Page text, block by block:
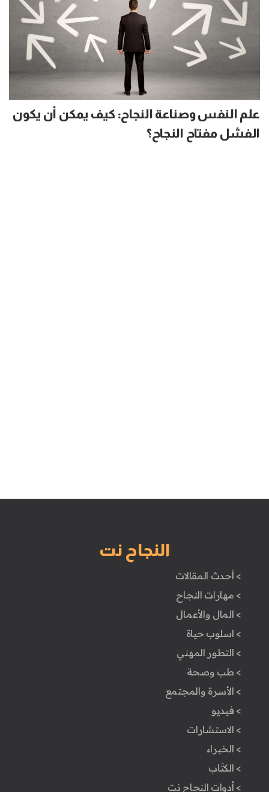
علم النفس وصناعة النجاح: كيف يمكن أن يكون
الفشل مفتاح النجاح؟
النجاح نت
> أحدث المقالات
> مهارات النجاح
> المال والأعمال
> اسلوب حياة
> التطور المهني
> طب وصحة
> الأسرة والمجتمع
> فيديو
> الاستشارات
> الخبراء
> الكتَاب
> أدوات النجاح نت